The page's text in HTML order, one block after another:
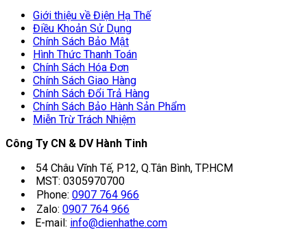
Giới thiệu về Điện Hạ Thế
Điều Khoản Sử Dụng
Chính Sách Bảo Mật
Hình Thức Thanh Toán
Chính Sách Hóa Đơn
Chính Sách Giao Hàng
Chính Sách Đổi Trả Hàng
Chính Sách Bảo Hành Sản Phẩm
Miễn Trừ Trách Nhiệm
Công Ty CN & DV Hành Tinh
54 Châu Vĩnh Tế, P12, Q.Tân Bình, TP.HCM
MST: 0305970700
Phone: 0907 764 966
Zalo: 0907 764 966
E-mail: info@dienhathe.com